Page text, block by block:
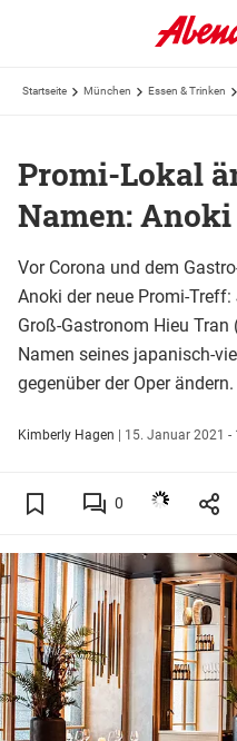
Startseite München Essen & Trinken
Promi-Lokal
Namen:
Vor Corona und dem
Anoki der neue Promi-
Groß-Gastronom Hieu
Namen seines japanisch-
gegenüber der Oper ändern.
Kimberly Hagen | 15. Januar 2021 -
0